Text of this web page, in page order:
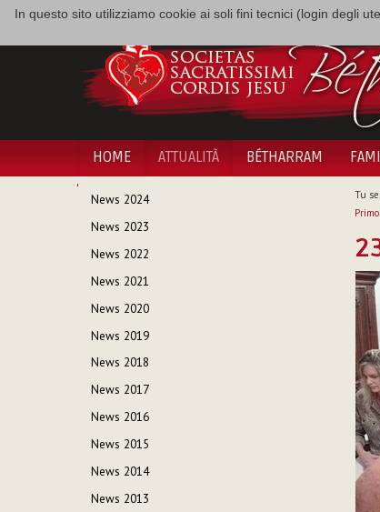
In questo sito utilizziamo cookie ai soli fini tecnici (login degli
HOME ATTUALITÀ BÉTHARRAM
NAVIGAZIONE
News 2024
News 2023
News 2022
News 2021
News 2020
News 2019
News 2018
News 2017
News 2016
News 2015
News 2014
News 2013
Tu